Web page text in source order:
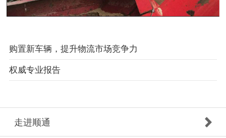
购置新车辆，提升物流市场竞争力
权威专业报告
走进顺通